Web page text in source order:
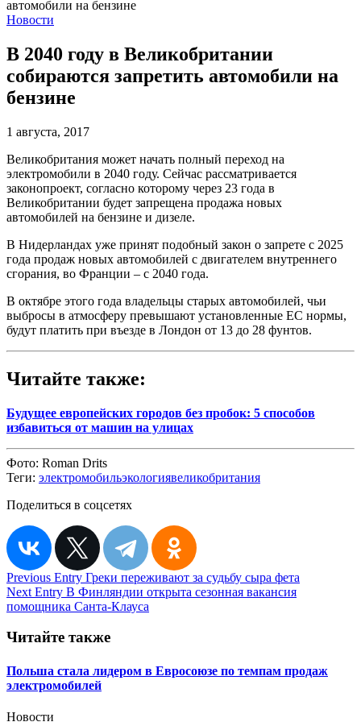
Новости
В 2040 году в Великобритании
собираются запретить автомобили на
бензине
1 августа, 2017
Великобритания может начать полный переход на
электромобили в 2040 году. Сейчас рассматривается
законопроект, согласно которому через 23 года в
Великобритании будет запрещена продажа новых
автомобилей на бензине и дизеле.
В Нидерландах уже принят подобный закон о запрете с 2025
года продаж новых автомобилей с двигателем внутреннего
сгорания, во Франции – с 2040 года.
В октябре этого года владельцы старых автомобилей, чьи
выбросы в атмосферу превышают установленные ЕС нормы,
будут платить при въезде в Лондон от 13 до 28 фунтов.
Читайте также:
Будущее европейских городов без пробок: 5 способов
избавиться от машин на улицах
Фото: Roman Drits
Теги: электромобильэкологиявеликобритания
Поделиться в соцсетях
Навигация
по
Previous Entry Греки переживают за судьбу сыра фета
Next Entry В Финляндии открыта сезонная вакансия
помощника Санта-Клауса
Читайте также
Польша стала лидером в Евросоюзе по темпам продаж
электромобилей
Новости